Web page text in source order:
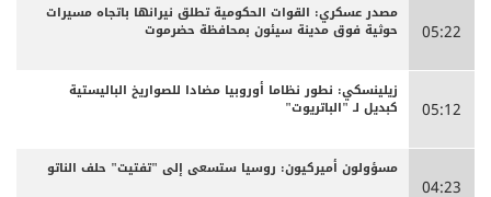
05:22
مصدر عسكري: القوات الحكومية تطلق نيرانها باتجاه مسيرات
حوثية فوق مدينة سيئون بمحافظة حضرموت
05:12
زيلينسكي: نطور نظاما أوروبيا مضادا للصواريخ الباليستية
كبديل لـ "الباتريوت"
04:23
مسؤولون أميركيون: روسيا ستسعى إلى "تفتيت" حلف الناتو